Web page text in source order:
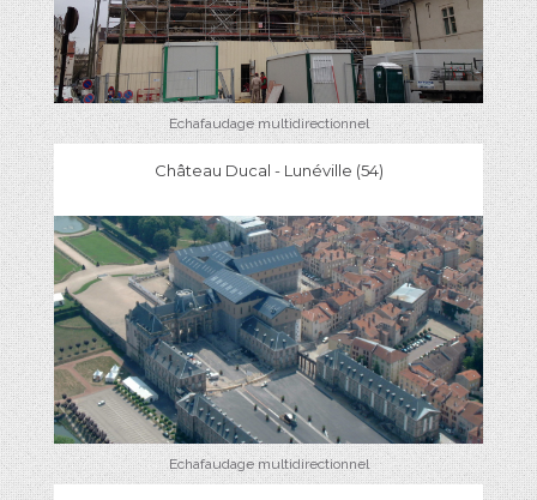
Echafaudage multidirectionnel
Château Ducal - Lunéville (54)
Echafaudage multidirectionnel